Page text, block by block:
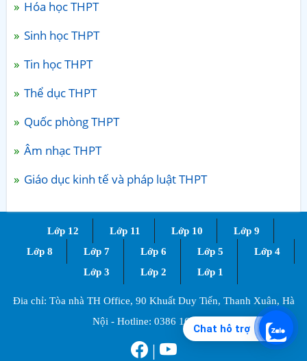
Hóa học THPT
Sinh học THPT
Tin học THPT
Thể dục THPT
Quốc phòng THPT
Âm nhạc THPT
Giáo dục kinh tế và pháp luật THPT
Lớp 12 Lớp 11 Lớp 10
Lớp 9
Lớp 8
Lớp 7 Lớp 6 Lớp 5
Lớp 4
Lớp 3
Lớp 2 Lớp 1
Đia chỉ: Tòa nhà TH Office, 90 Khuất Duy Tiến, Thanh Xuân, Hà
Nội - Hotline: 0386 168 725
|
Chat hỗ trợ